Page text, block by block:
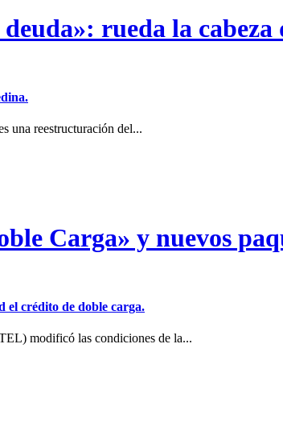
rueda la
una reestructuración del...
Carga» y nuevos
el crédito de doble carga.
modificó las condiciones de la...